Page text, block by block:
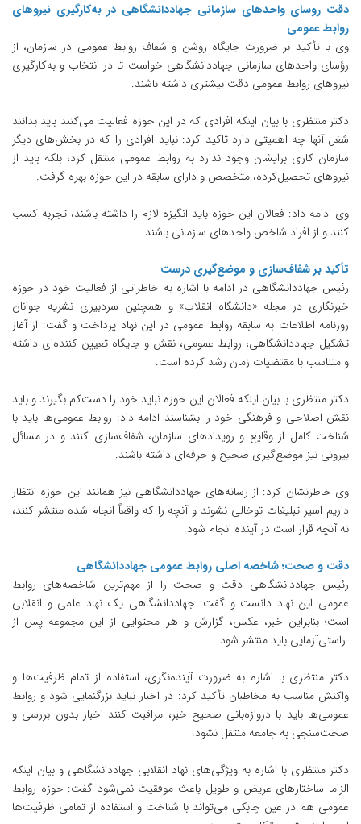
دقت روسای واحدهای سازمانی جهاددانشگاهی در به‌کارگیری نیروهای
روابط عمومی
وی با تأکید بر ضرورت جایگاه روشن و شفاف روابط عمومی در سازمان، از
رؤسای واحدهای سازمانی جهاددانشگاهی خواست تا در انتخاب و به‌کارگیری
نیروهای روابط عمومی دقت بیشتری داشته باشند.
دکتر منتظری با بیان اینکه افرادی که در این حوزه فعالیت می‌کنند باید بدانند
شغل آنها چه اهمیتی دارد تاکید کرد: نباید افرادی را که در بخش‌های دیگر
سازمان کاری برایشان وجود ندارد به روابط عمومی منتقل کرد، بلکه باید از
نیروهای تحصیل‌کرده، متخصص و دارای سابقه در این حوزه بهره گرفت.
وی ادامه داد: فعالان این حوزه باید انگیزه لازم را داشته باشند، تجربه کسب
کنند و از افراد شاخص واحدهای سازمانی باشند.
تأکید بر شفاف‌سازی و موضع‌گیری درست
رئیس جهاددانشگاهی در ادامه با اشاره به خاطراتی از فعالیت خود در حوزه
خبرنگاری در مجله «دانشگاه انقلاب» و همچنین سردبیری نشریه جوانان
روزنامه اطلاعات به سابقه روابط عمومی در این نهاد پرداخت و گفت: از آغاز
تشکیل جهاددانشگاهی، روابط عمومی، نقش و جایگاه تعیین کننده‌ای داشته
و متناسب با مقتضیات زمان رشد کرده است.
دکتر منتظری با بیان اینکه فعالان این حوزه نباید خود را دست‌کم بگیرند و باید
نقش اصلاحی و فرهنگی خود را بشناسند ادامه داد: روابط عمومی‌ها باید با
شناخت کامل از وقایع و رویدادهای سازمان، شفاف‌سازی کنند و در مسائل
بیرونی نیز موضع‌گیری صحیح و حرفه‌ای داشته باشند.
وی خاطرنشان کرد: از رسانه‌های جهاددانشگاهی نیز همانند این حوزه انتظار
داریم اسیر تبلیغات توخالی نشوند و آنچه را که واقعاً انجام شده منتشر کنند،
نه آنچه قرار است در آینده انجام شود.
دقت و صحت؛ شاخصه اصلی روابط عمومی جهاددانشگاهی
رئیس جهاددانشگاهی دقت و صحت را از مهم‌ترین شاخصه‌های روابط
عمومی این نهاد دانست و گفت: جهاددانشگاهی یک نهاد علمی و انقلابی
است؛ بنابراین خبر، عکس، گزارش و هر محتوایی از این مجموعه پس از
راستی‌آزمایی باید منتشر ‌شود.
دکتر منتظری با اشاره به ضرورت آینده‌نگری، استفاده از تمام ظرفیت‌ها و
واکنش مناسب به مخاطبان تأکید کرد: در اخبار نباید بزرگنمایی شود و روابط
عمومی‌ها باید با دروازه‌بانی صحیح خبر، مراقبت کنند اخبار بدون بررسی و
صحت‌سنجی به جامعه منتقل نشود.
دکتر منتظری با اشاره به ویژگی‌های نهاد انقلابی جهاددانشگاهی و بیان اینکه
الزاما ساختارهای عریض و طویل باعث موفقیت نمی‌شود گفت: حوزه روابط
عمومی هم در عین چابکی می‌تواند با شناخت و استفاده از تمامی ظرفیت‌ها